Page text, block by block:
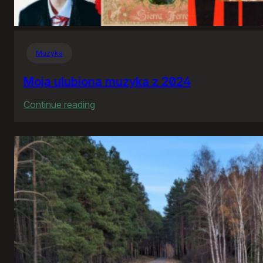
Muzyka
Moja ulubiona muzyka z 2024
Continue reading
ulubiona
muzyka
z
2024